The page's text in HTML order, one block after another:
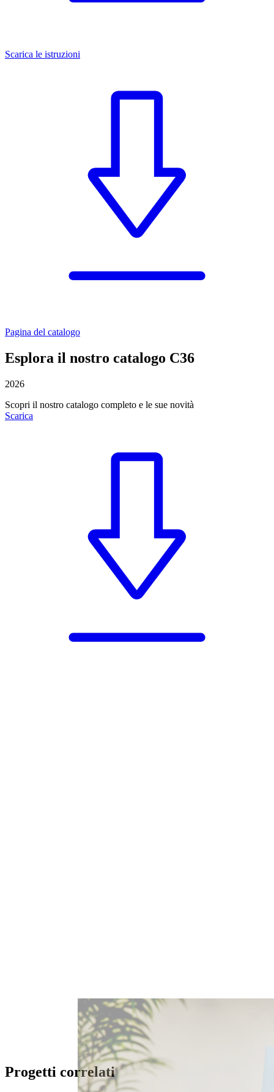
Scarica le istruzioni
Pagina del catalogo
Esplora il nostro catalogo C36
2026
Scopri il nostro catalogo completo e le sue novità
Scarica
Progetti correlati